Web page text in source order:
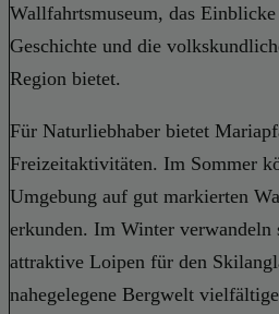
Wallfahrtsmuseum, das
Geschichte und die
Region bietet.
Für Naturliebhaber bietet
Freizeitaktivitäten. Im Sommer
Umgebung auf gut markierten
erkunden. Im Winter verwandeln
attraktive Loipen für den
nahegelegene Bergwelt